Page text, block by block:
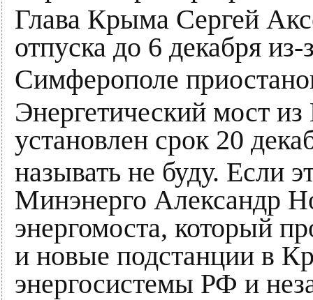
Глава Крыма Сергей
отпуска до 6 декабря
Симферополе
Энергетический мост
установлен срок 20
называть не буду. Если
Минэнерго Александр
энергомоста, который
и новые подстанции в
энергосистемы РФ и